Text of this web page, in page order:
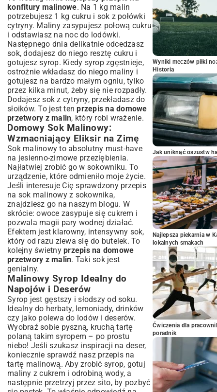
konfitury malinowe. Na 1 kg malin
potrzebujesz 1 kg cukru i sok z połówki
cytryny. Maliny zasypujesz połową cukru
i odstawiasz na noc do lodówki.
Następnego dnia delikatnie odcedzasz
sok, dodajesz do niego resztę cukru i
gotujesz syrop. Kiedy syrop zgęstnieje,
ostrożnie wkładasz do niego maliny i
gotujesz na bardzo małym ogniu, tylko
przez kilka minut, żeby się nie rozpadły.
Dodajesz sok z cytryny, przekładasz do
słoików. To jest tenprzepis na domowe
przetwory z malin, który robi wrażenie.
Domowy Sok Malinowy:
Wzmacniający Eliksir na Zimę
Sok malinowy to absolutny must-have
na jesienno-zimowe przeziębienia.
Najłatwiej zrobić go w sokowniku. To
urządzenie, które odmieniło moje życie.
Jeśli interesuje Cię sprawdzony przepis
na sok malinowy z sokownika,
znajdziesz go na naszym blogu. W
skrócie: owoce zasypuje się cukrem i
pozwala magii pary wodnej działać.
Efektem jest klarowny, intensywny sok,
który od razu zlewa się do butelek. To
kolejny świetny przepis na domowe
przetwory z malin. Taki sok jest
genialny.
Malinowy Syrop Idealny do
Napojów i Deserów
Syrop jest gęstszy i słodszy od soku.
Idealny do herbaty, lemoniady, drinków
czy jako polewa do lodów i deserów.
Wyobraź sobie pyszną, kruchą tartę
polaną takim syropem – po prostu
niebo! Jeśli szukasz inspiracji na deser,
koniecznie sprawdź nasz przepis na
tartę malinową. Aby zrobić syrop, gotuj
maliny z cukrem i odrobiną wody, a
następnie przetrzyj przez sito, by pozbyć
Wyniki meczów piłki
Historia
Jak uniknąć oszustw
Najlepsza piekarnia w
lokalnych smakach
Ćwiczenia dla
poradnik